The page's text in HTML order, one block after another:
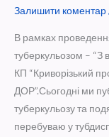
Залишити коментар
В рамках
туберкульозом – “З
КП “Криворізький
ДОР”.Сьогодні ми
туберкульозу та
перебуваю у